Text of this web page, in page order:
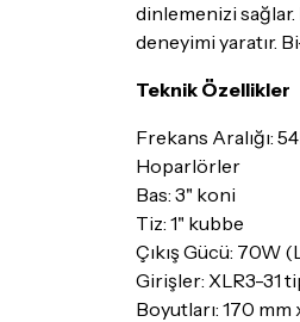
dinlemenizi sağlar.
deneyimi yaratır.
Teknik Özellikler
Frekans Aralığı:
Hoparlörler
Bas: 3" koni
Tiz: 1" kubbe
Çıkış Gücü: 70W
Girişler: XLR3-31
Boyutları: 170 mm